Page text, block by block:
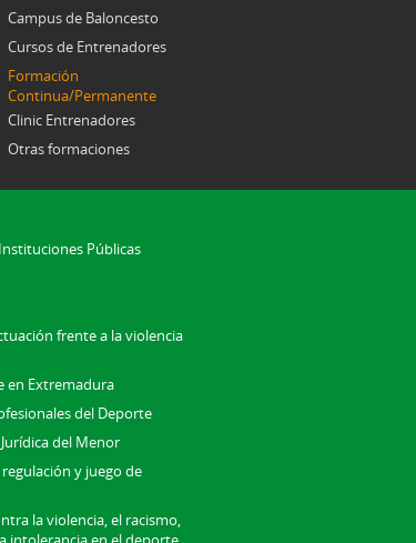
Campus de Baloncesto
Cursos de Entrenadores
Formación
Continua/Permanente
Clinic Entrenadores
Otras formaciones
Públicas
frente a la violencia
en Extremadura
del Deporte
del Menor
y juego de
la violencia, el racismo,